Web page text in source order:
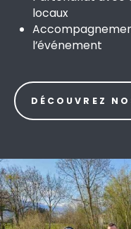
locaux
l’événement
DÉCOUVREZ